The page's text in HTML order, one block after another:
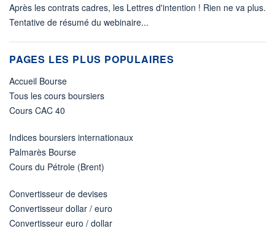
Après les contrats cadres, les Lettres d'intention ! Rien ne va plus.
Tentative de résumé du webinaire...
PAGES LES PLUS POPULAIRES
Accueil Bourse
Tous les cours boursiers
Cours CAC 40
Indices boursiers internationaux
Palmarès Bourse
Cours du Pétrole (Brent)
Convertisseur de devises
Convertisseur dollar / euro
Convertisseur euro / dollar